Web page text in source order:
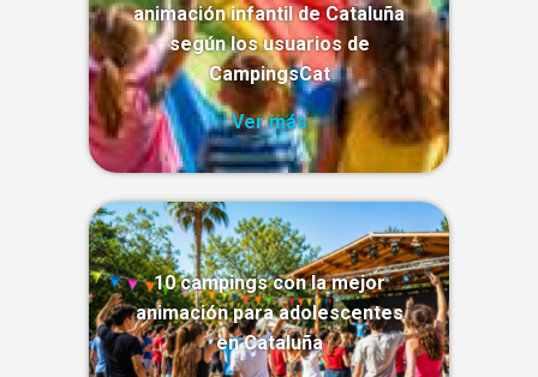
animación infantil de Cataluña
según los usuarios de
CampingsCat
Ver más
10 campings con la mejor
animación para adolescentes
en Cataluña